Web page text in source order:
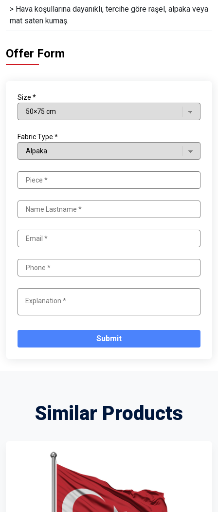
> Hava koşullarına dayanıklı, tercihe göre raşel, alpaka veya
mat saten kumaş.
Offer Form
Size *
Fabric Type *
Submit
Similar Products